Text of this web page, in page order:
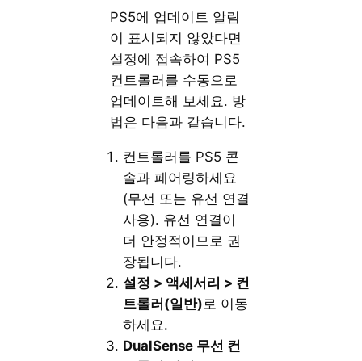
PS5에 업데이트 알림
이 표시되지 않았다면
설정에 접속하여 PS5
컨트롤러를 수동으로
업데이트해 보세요. 방
법은 다음과 같습니다.
컨트롤러를 PS5 콘
솔과 페어링하세요
(무선 또는 유선 연결
사용). 유선 연결이
더 안정적이므로 권
장됩니다.
설정 > 액세서리 > 컨
트롤러(일반) 로 이동
하세요.
DualSense 무선 컨